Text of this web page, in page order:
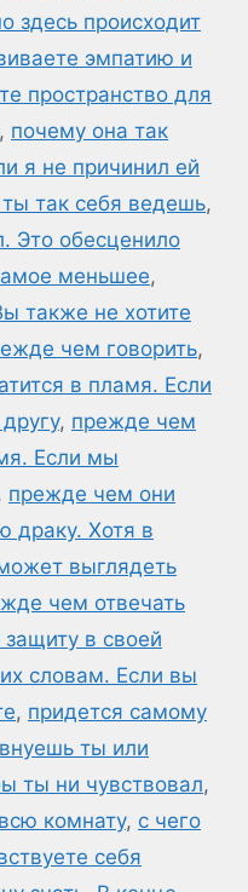
здесь происходит
эмпатию и
пространство для
, почему она так
я не причинил ей
так себя ведешь,
Это обесценило
меньшее,
также не хотите
чем говорить,
в пламя. Если
, прежде чем
Если мы
прежде чем они
драку. Хотя в
выглядеть
чем отвечать
в своей
словам. Если вы
, придется самому
ты или
ты ни чувствовал,
комнату, с чего
себя